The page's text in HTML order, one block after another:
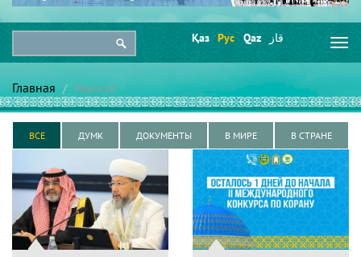
Қаз Рус Qaz قاز
Главная Новости
ВСЕ ДУМК ДОКУМЕНТЫ В МИРЕ В СТРАНЕ